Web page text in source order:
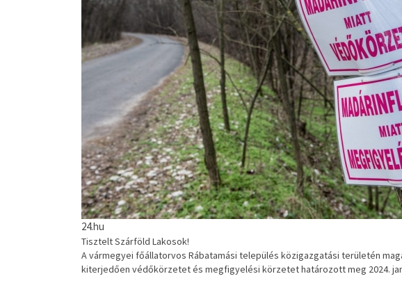
24.hu
Tisztelt Szárföld Lakosok!
A vármegyei főállatorvos Rábatamási település közigazgatási területén
kiterjedően védőkörzetet és megfigyelési körzetet határozott meg 2024.